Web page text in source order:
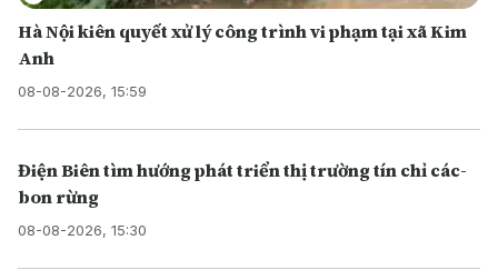
Hà Nội kiên quyết xử lý công trình vi phạm tại xã Kim
Anh
08-08-2026, 15:59
Điện Biên tìm hướng phát triển thị trường tín chỉ các-
bon rừng
08-08-2026, 15:30